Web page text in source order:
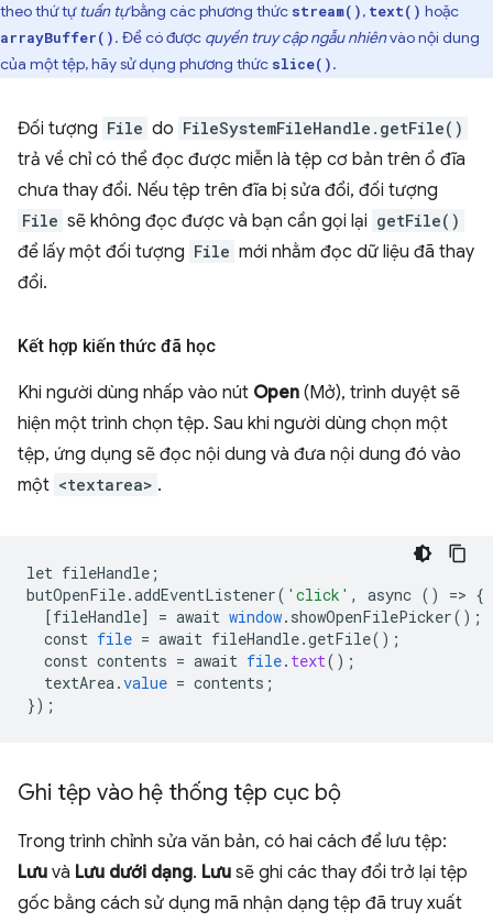
theo thứ tự tuần tựbằng các phương thức stream(), text() hoặc
arrayBuffer(). Để có được quyền truy cập ngẫu nhiênvào nội dung
của một tệp, hãy sử dụng phương thức slice().
Đối tượng File do FileSystemFileHandle.getFile()
trả về chỉ có thể đọc được miễn là tệp cơ bản trên ổ đĩa
chưa thay đổi. Nếu tệp trên đĩa bị sửa đổi, đối tượng
File sẽ không đọc được và bạn cần gọi lại getFile()
để lấy một đối tượng File mới nhằm đọc dữ liệu đã thay
đổi.
Kết hợp kiến thức đã học
Khi người dùng nhấp vào nút Open (Mở), trình duyệt sẽ
hiện một trình chọn tệp. Sau khi người dùng chọn một
tệp, ứng dụng sẽ đọc nội dung và đưa nội dung đó vào
một <textarea> .
let fileHandle ;
butOpenFile.addEventListener( 'click' , async () => {
[fileHandle] = await window. showOpenFilePicker();
const file = await fileHandle.getFile();
const contents = await file. text();
textArea.value = contents ;
});
Ghi tệp vào hệ thống tệp cục bộ
Trong trình chỉnh sửa văn bản, có hai cách để lưu tệp:
Lưu và Lưu dưới dạng. Lưu sẽ ghi các thay đổi trở lại tệp
gốc bằng cách sử dụng mã nhận dạng tệp đã truy xuất